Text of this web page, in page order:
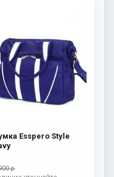
Esspero Style
р